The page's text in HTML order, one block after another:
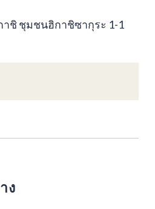
าชิ ชุมชนฮิกาชิซากุระ 1-1
ง